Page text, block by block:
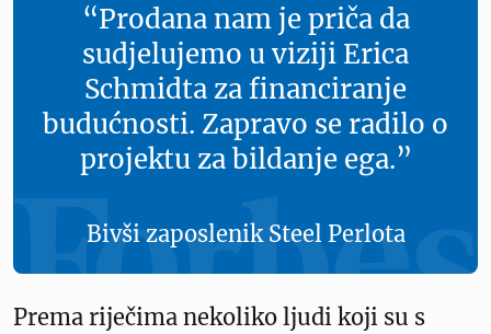
“Prodana nam je priča da
sudjelujemo u viziji Erica
Schmidta za financiranje
budućnosti. Zapravo se radilo o
projektu za bildanje ega.”
Bivši zaposlenik Steel Perlota
Prema riječima nekoliko ljudi koji su s